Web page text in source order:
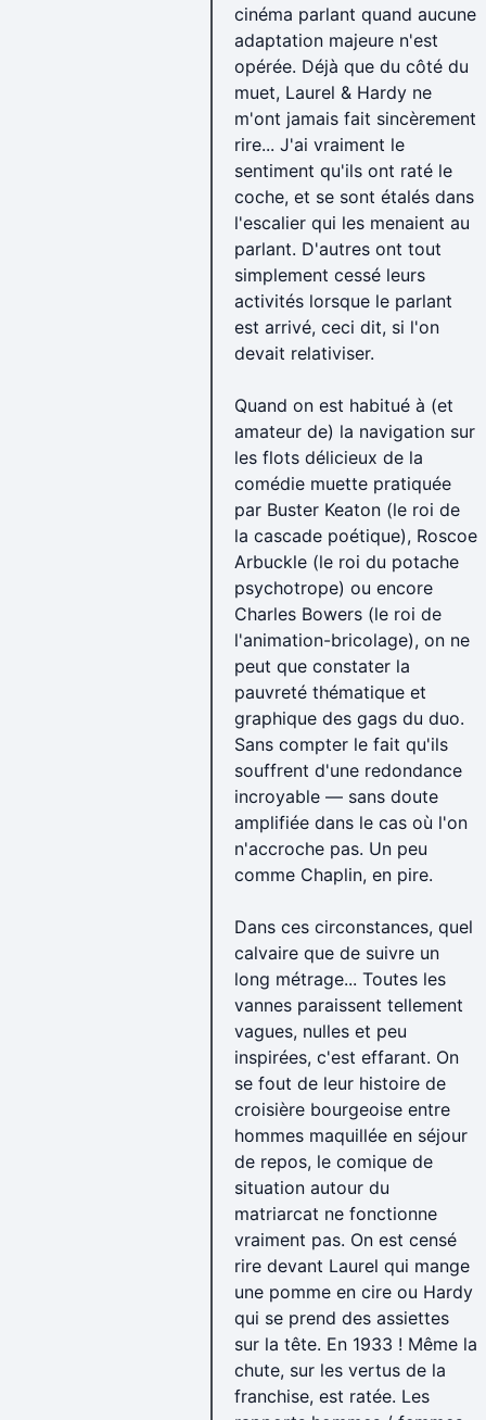
cinéma parlant quand aucune
adaptation majeure n'est
opérée. Déjà que du côté du
muet, Laurel & Hardy ne
m'ont jamais fait sincèrement
rire... J'ai vraiment le
sentiment qu'ils ont raté le
coche, et se sont étalés dans
l'escalier qui les menaient au
parlant. D'autres ont tout
simplement cessé leurs
activités lorsque le parlant
est arrivé, ceci dit, si l'on
devait relativiser.
Quand on est habitué à (et
amateur de) la navigation sur
les flots délicieux de la
comédie muette pratiquée
par Buster Keaton (le roi de
la cascade poétique), Roscoe
Arbuckle (le roi du potache
psychotrope) ou encore
Charles Bowers (le roi de
l'animation-bricolage), on ne
peut que constater la
pauvreté thématique et
graphique des gags du duo.
Sans compter le fait qu'ils
souffrent d'une redondance
incroyable — sans doute
amplifiée dans le cas où l'on
n'accroche pas. Un peu
comme Chaplin, en pire.
Dans ces circonstances, quel
calvaire que de suivre un
long métrage... Toutes les
vannes paraissent tellement
vagues, nulles et peu
inspirées, c'est effarant. On
se fout de leur histoire de
croisière bourgeoise entre
hommes maquillée en séjour
de repos, le comique de
situation autour du
matriarcat ne fonctionne
vraiment pas. On est censé
rire devant Laurel qui mange
une pomme en cire ou Hardy
qui se prend des assiettes
sur la tête. En 1933 ! Même la
chute, sur les vertus de la
franchise, est ratée. Les